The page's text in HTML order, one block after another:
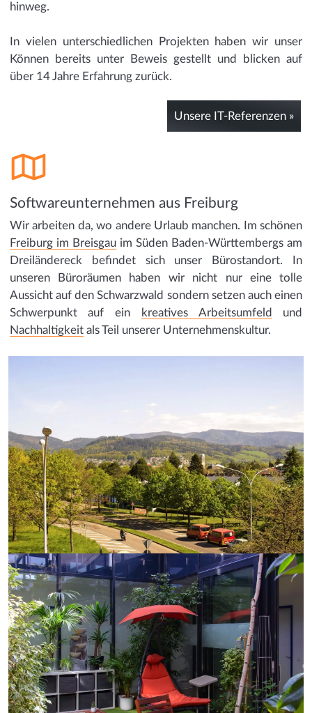
hinweg.
In vielen unterschiedlichen Projekten haben wir unser
Können bereits unter Beweis gestellt und blicken auf
über 14 Jahre Erfahrung zurück.
Unsere IT-Referenzen »
Softwareunternehmen aus Freiburg
Wir arbeiten da, wo andere Urlaub manchen. Im schönen
Freiburg im Breisgauim Süden Baden-Württembergs am
Dreiländereck befindet sich unser Bürostandort. In
unseren Büroräumen haben wir nicht nur eine tolle
Aussicht auf den Schwarzwald sondern setzen auch einen
Schwerpunkt auf ein
kreatives Arbeitsumfeld
und
Nachhaltigkeitals Teil unserer Unternehmenskultur.